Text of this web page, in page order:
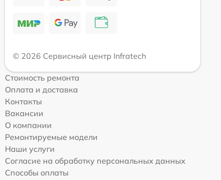
© 2026 Сервисный центр Infratech
Стоимость ремонта
Оплата и доставка
Контакты
Вакансии
О компании
Ремонтируемые модели
Наши услуги
Согласие на обработку персональных данных
Способы оплаты